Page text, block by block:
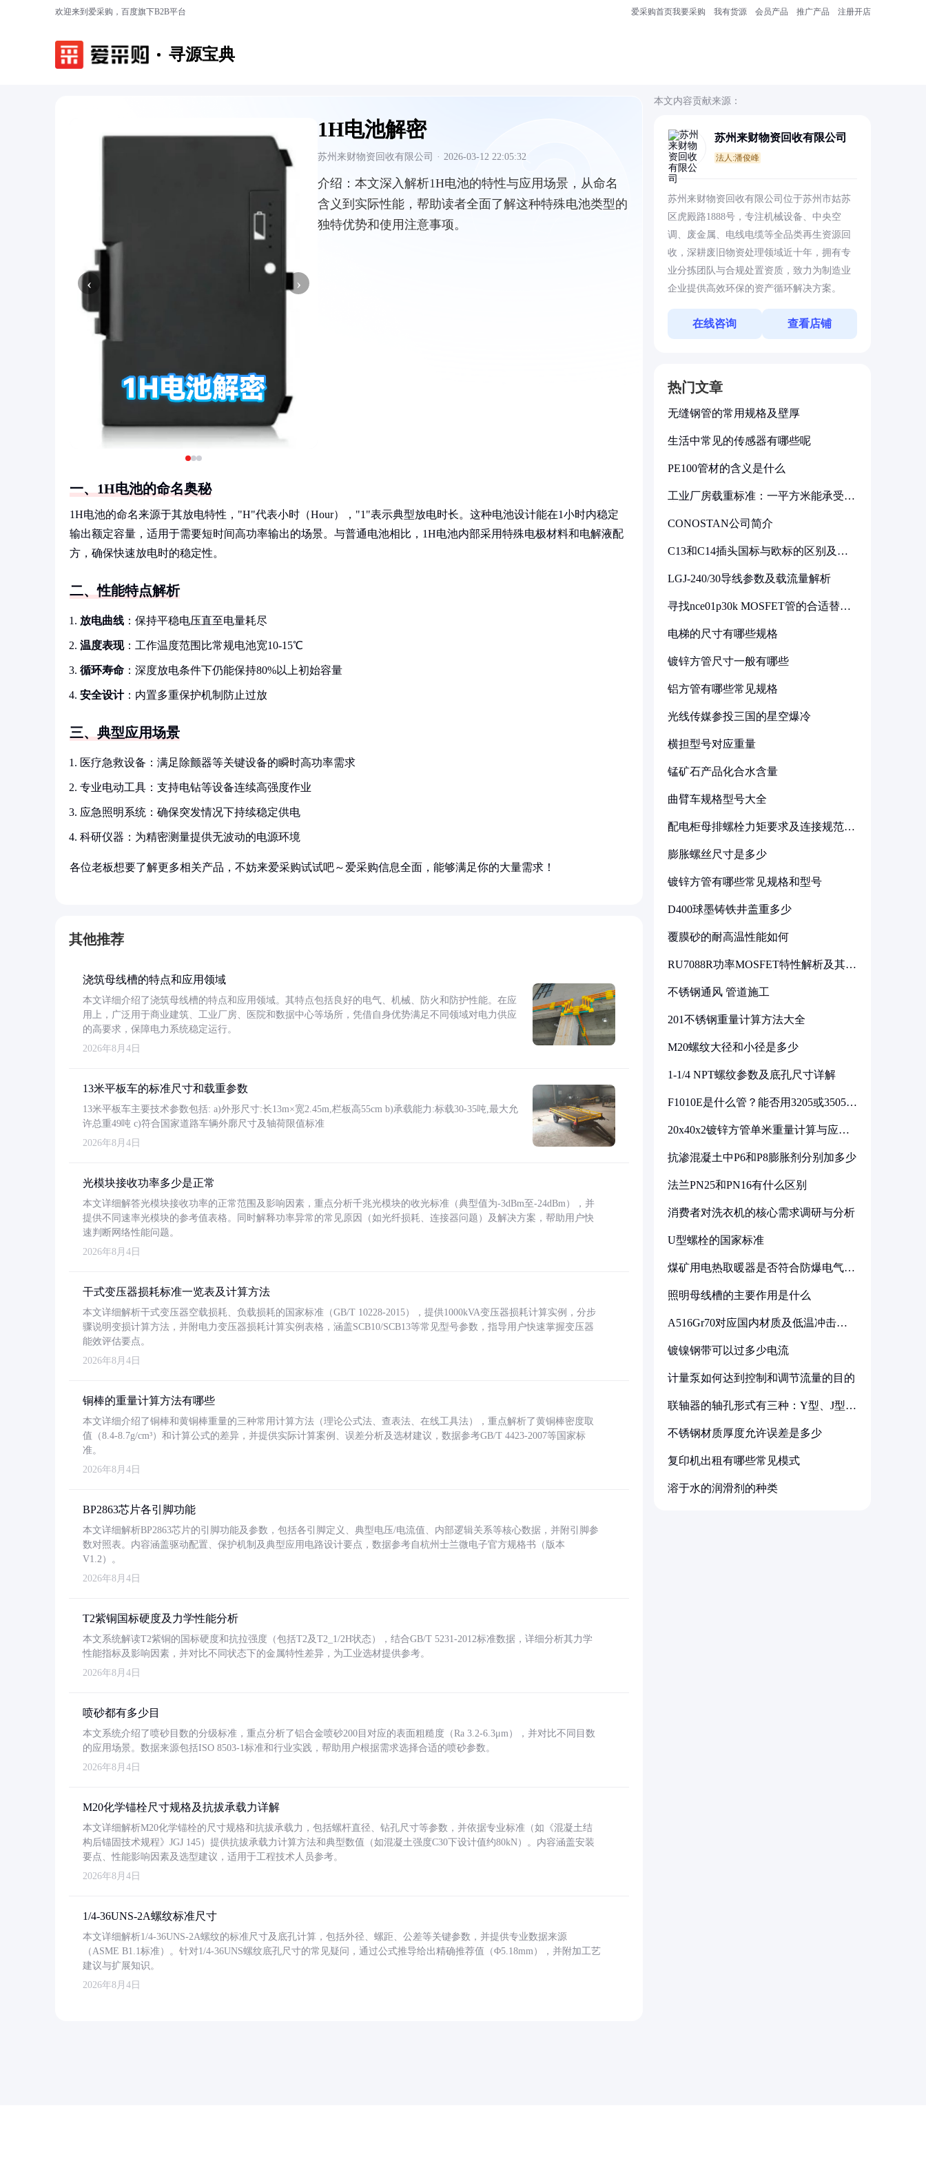
欢迎来到爱采购，百度旗下B2B平台 爱采购首页我要采购 我有货源 会员产品 推广产品 注册开店
寻源宝典
‹ ›
1H电池解密
苏州来财物资回收有限公司 · 2026-03-12 22:05:32
介绍： 本文深入解析1H电池的特性与应用场景，从命名
含义到实际性能，帮助读者全面了解这种特殊电池类型的
独特优势和使用注意事项。
一、1H电池的命名奥秘
1H电池的命名来源于其放电特性，"H"代表小时（Hour），"1"表示典型放电时长。这种电池设计能在1小时内稳定
输出额定容量，适用于需要短时间高功率输出的场景。与普通电池相比，1H电池内部采用特殊电极材料和电解液配
方，确保快速放电时的稳定性。
二、性能特点解析
放电曲线 ：保持平稳电压直至电量耗尽
温度表现：工作温度范围比常规电池宽10-15℃
循环寿命 ：深度放电条件下仍能保持80%以上初始容量
安全设计：内置多重保护机制防止过放
三、典型应用场景
医疗急救设备：满足除颤器等关键设备的瞬时高功率需求
专业电动工具：支持电钻等设备连续高强度作业
应急照明系统：确保突发情况下持续稳定供电
科研仪器：为精密测量提供无波动的电源环境
各位老板想要了解更多相关产品，不妨来爱采购试试吧～爱采购信息全面，能够满足你的大量需求！
其他推荐
浇筑母线槽的特点和应用领域
本文详细介绍了浇筑母线槽的特点和应用领域。其特点包括良好的电气、机械、防火和防护性能。在应
用上，广泛用于商业建筑、工业厂房、医院和数据中心等场所，凭借自身优势满足不同领域对电力供应
的高要求，保障电力系统稳定运行。
2026年8月4日
13米平板车的标准尺寸和载重参数
13米平板车主要技术参数包括: a)外形尺寸:长13m×宽2.45m,栏板高55cm b)承载能力:标载30-35吨,最大允
许总重49吨 c)符合国家道路车辆外廓尺寸及轴荷限值标准
2026年8月4日
光模块接收功率多少是正常
本文详细解答光模块接收功率的正常范围及影响因素，重点分析千兆光模块的收光标准（典型值为-3dBm至-24dBm），并
提供不同速率光模块的参考值表格。同时解释功率异常的常见原因（如光纤损耗、连接器问题）及解决方案，帮助用户快
速判断网络性能问题。
2026年8月4日
干式变压器损耗标准一览表及计算方法
本文详细解析干式变压器空载损耗、负载损耗的国家标准（GB/T 10228-2015），提供1000kVA变压器损耗计算实例，分步
骤说明变损计算方法，并附电力变压器损耗计算实例表格，涵盖SCB10/SCB13等常见型号参数，指导用户快速掌握变压器
能效评估要点。
2026年8月4日
铜棒的重量计算方法有哪些
本文详细介绍了铜棒和黄铜棒重量的三种常用计算方法（理论公式法、查表法、在线工具法），重点解析了黄铜棒密度取
值（8.4-8.7g/cm³）和计算公式的差异，并提供实际计算案例、误差分析及选材建议，数据参考GB/T 4423-2007等国家标
准。
2026年8月4日
BP2863芯片各引脚功能
本文详细解析BP2863芯片的引脚功能及参数，包括各引脚定义、典型电压/电流值、内部逻辑关系等核心数据，并附引脚参
数对照表。内容涵盖驱动配置、保护机制及典型应用电路设计要点，数据参考自杭州士兰微电子官方规格书（版本
V1.2）。
2026年8月4日
T2紫铜国标硬度及力学性能分析
本文系统解读T2紫铜的国标硬度和抗拉强度（包括T2及T2_1/2H状态），结合GB/T 5231-2012标准数据，详细分析其力学
性能指标及影响因素，并对比不同状态下的金属特性差异，为工业选材提供参考。
2026年8月4日
喷砂都有多少目
本文系统介绍了喷砂目数的分级标准，重点分析了铝合金喷砂200目对应的表面粗糙度（Ra 3.2-6.3μm），并对比不同目数
的应用场景。数据来源包括ISO 8503-1标准和行业实践，帮助用户根据需求选择合适的喷砂参数。
2026年8月4日
M20化学锚栓尺寸规格及抗拔承载力详解
本文详细解析M20化学锚栓的尺寸规格和抗拔承载力，包括螺杆直径、钻孔尺寸等参数，并依据专业标准（如《混凝土结
构后锚固技术规程》JGJ 145）提供抗拔承载力计算方法和典型数值（如混凝土强度C30下设计值约80kN）。内容涵盖安装
要点、性能影响因素及选型建议，适用于工程技术人员参考。
2026年8月4日
1/4-36UNS-2A螺纹标准尺寸
本文详细解析1/4-36UNS-2A螺纹的标准尺寸及底孔计算，包括外径、螺距、公差等关键参数，并提供专业数据来源
（ASME B1.1标准）。针对1/4-36UNS螺纹底孔尺寸的常见疑问，通过公式推导给出精确推荐值（Φ5.18mm），并附加工艺
建议与扩展知识。
2026年8月4日
本文内容贡献来源：
苏州来财物资回收有限公司
法人:潘俊峰
苏州来财物资回收有限公司位于苏州市姑苏
区虎殿路1888号，专注机械设备、中央空
调、废金属、电线电缆等全品类再生资源回
收，深耕废旧物资处理领域近十年，拥有专
业分拣团队与合规处置资质，致力为制造业
企业提供高效环保的资产循环解决方案。
在线咨询 查看店铺
热门文章
无缝钢管的常用规格及壁厚
生活中常见的传感器有哪些呢
PE100管材的含义是什么
工业厂房载重标准：一平方米能承受多
CONOSTAN公司简介
C13和C14插头国标与欧标的区别及其
LGJ-240/30导线参数及载流量解析
寻找nce01p30k MOSFET管的合适替代
电梯的尺寸有哪些规格
镀锌方管尺寸一般有哪些
铝方管有哪些常见规格
光线传媒参投三国的星空爆冷
横担型号对应重量
锰矿石产品化合水含量
曲臂车规格型号大全
配电柜母排螺栓力矩要求及连接规范详
膨胀螺丝尺寸是多少
镀锌方管有哪些常见规格和型号
D400球墨铸铁井盖重多少
覆膜砂的耐高温性能如何
RU7088R功率MOSFET特性解析及其在
不锈钢通风 管道施工
201不锈钢重量计算方法大全
M20螺纹大径和小径是多少
1-1/4 NPT螺纹参数及底孔尺寸详解
F1010E是什么管？能否用3205或3505代
20x40x2镀锌方管单米重量计算与应用
抗渗混凝土中P6和P8膨胀剂分别加多少
法兰PN25和PN16有什么区别
消费者对洗衣机的核心需求调研与分析
U型螺栓的国家标准
煤矿用电热取暖器是否符合防爆电气设
照明母线槽的主要作用是什么
A516Gr70对应国内材质及低温冲击要
镀镍钢带可以过多少电流
计量泵如何达到控制和调节流量的目的
联轴器的轴孔形式有三种：Y型、J型、
不锈钢材质厚度允许误差是多少
复印机出租有哪些常见模式
溶于水的润滑剂的种类